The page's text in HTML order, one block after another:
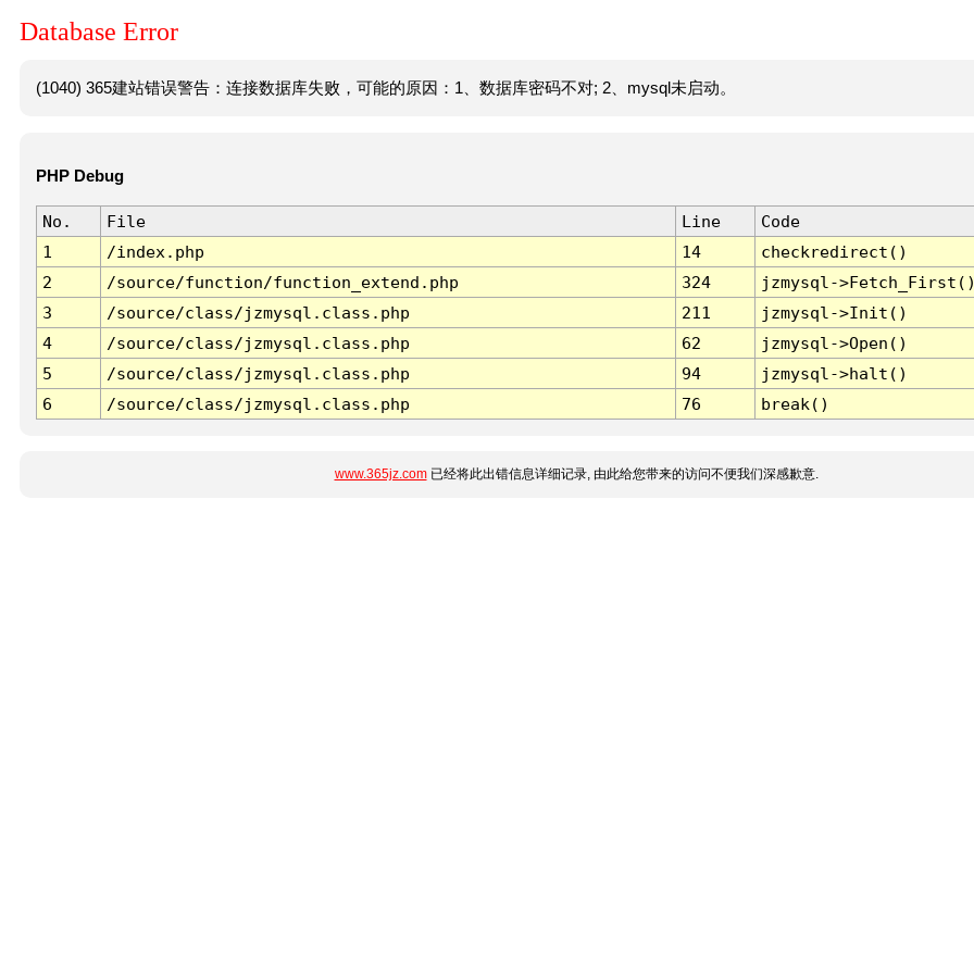
Database Error
(1040) 365建站错误警告：连接数据库失败，可能的原因：1、数据库密码不对; 2、mysql未启动。
PHP Debug
No. File Line
Code
1
/index.php 14
checkredirect()
2
/source/function/function_extend.php 324
jzmysql-
3
/source/class/jzmysql.class.php 211
jzmysql->Init()
4
/source/class/jzmysql.class.php 62
jzmysql->Open()
5
/source/class/jzmysql.class.php 94
jzmysql->halt()
6
/source/class/jzmysql.class.php 76 break()
www.365jz.com已经将此出错信息详细记录, 由此给您带来的访问不便我们深感歉意.